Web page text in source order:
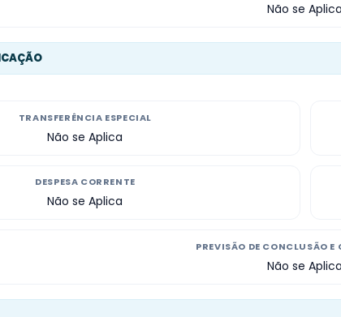
Não se Aplica
TRANSFERÊNCIA ESPECIAL
Não se Aplica
DESPESA CORRENTE
Não se Aplica
PREVISÃO DE CONCLUSÃO
Não se Aplica